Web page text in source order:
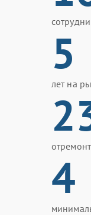
5
лет на
4